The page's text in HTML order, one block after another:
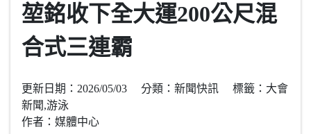
堃銘收下全大運200公尺混
合式三連霸
更新日期：2026/05/03 分類：新聞快訊 標籤：大會
新聞,游泳
作者：媒體中心